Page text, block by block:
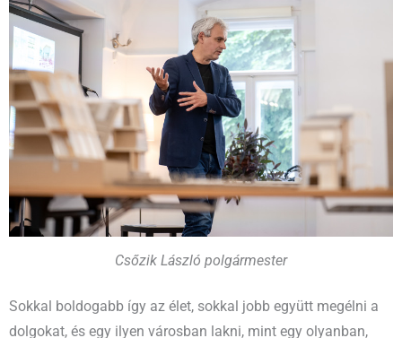
Csőzik László polgármester
Sokkal boldogabb így az élet, sokkal jobb együtt megélni a
dolgokat, és egy ilyen városban lakni, mint egy olyanban,